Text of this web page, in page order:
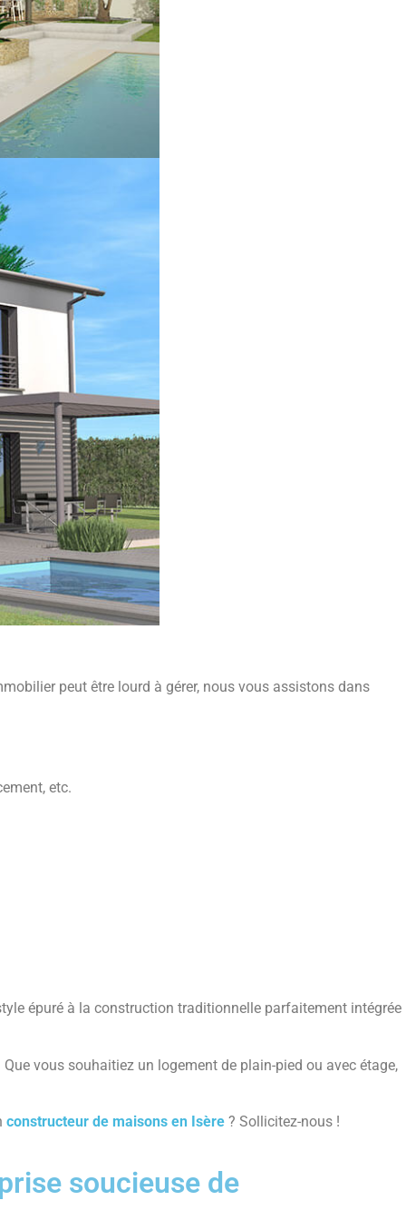
peut être lourd à gérer, nous vous assistons dans
etc.
épuré à la construction traditionnelle parfaitement intégrée
vous souhaitiez un logement de plain-pied ou avec étage,
constructeur de maisons en Isère ? Sollicitez-nous !
soucieuse de